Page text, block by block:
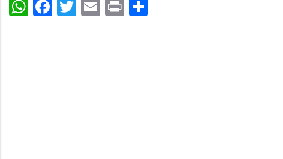
WhatsApp
Facebook
Twitter
Email
Print